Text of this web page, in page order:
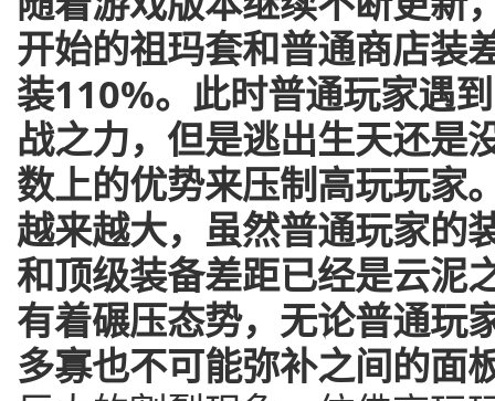
开始的祖玛套和普通商店装
装110%。此时普通玩家遇
战之力，但是逃出生天还是
数上的优势来压制高玩玩家
越来越大，虽然普通玩家的
和顶级装备差距已经是云泥
有着碾压态势，无论普通玩
多寡也不可能弥补之间的面